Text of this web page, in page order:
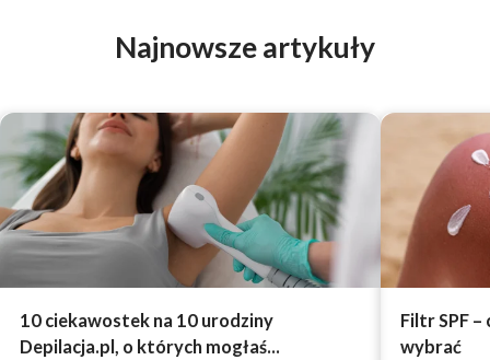
Najnowsze artykuły
10 ciekawostek na 10 urodziny
Depilacja.pl, o których mogłaś...
Filtr SPF
wybrać